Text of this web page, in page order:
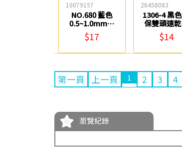
10079157
NO.680 藍色
0.5~1.0mm油
性雙頭奇異筆
雄獅
$17
26458083
1306-4 黑
保雙頭速
Success
$14
第一頁 上一頁 1 2 3 4
瀏覽紀錄